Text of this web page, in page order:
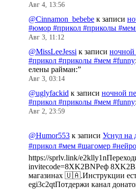
Авг 4, 13:56
@Cinnamon_bebebe к записи
#юмор #прикол #приколы
Авг 3, 11:12
@MissLeeJessi к записи
#прикол #приколы #мем #funny
елены райман:”
Авг 3, 03:14
@uglyfackid к записи ночной
#прикол #приколы #мем #funny
Авг 2, 23:59
@Humor553 к записи Уснул на
#прикол #мем #шагомер
https://sprlv.link/
invitecode=8XK2BNРеф
магазинах 🇺🇦.Инструкции
egi3c2qtПотдержи канал